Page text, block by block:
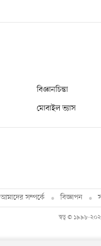
বিজ্ঞানচিন্তা
মোবাইল ভ্যাস
আমাদের সম্পর্কে বিজ্ঞাপন
স্বত্ব © ১৯৯৮-